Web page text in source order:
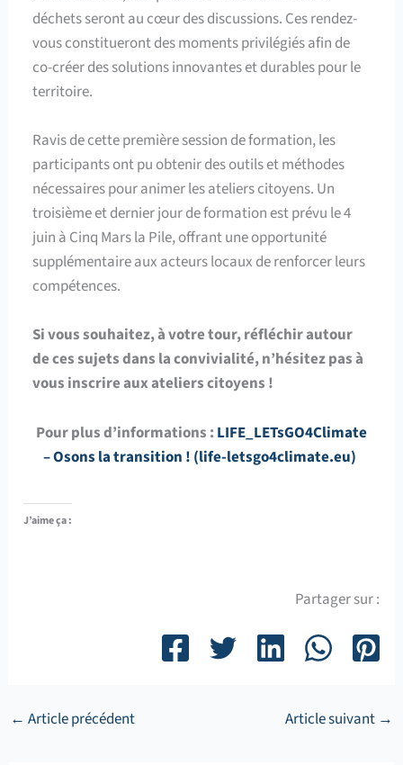
déchets seront au cœur des discussions. Ces rendez-
vous constitueront des moments privilégiés afin de
co-créer des solutions innovantes et durables pour le
territoire.
Ravis de cette première session de formation, les
participants ont pu obtenir des outils et méthodes
nécessaires pour animer les ateliers citoyens. Un
troisième et dernier jour de formation est prévu le 4
juin à Cinq Mars la Pile, offrant une opportunité
supplémentaire aux acteurs locaux de renforcer leurs
compétences.
Si vous souhaitez, à votre tour, réfléchir autour
de ces sujets dans la convivialité, n’hésitez pas à
vous inscrire aux ateliers citoyens !
Pour plus d’informations : LIFE_LETsGO4Climate
– Osons la transition ! (life-letsgo4climate.eu)
J’aime ça :
Partager sur :
← Article précédent Article suivant →